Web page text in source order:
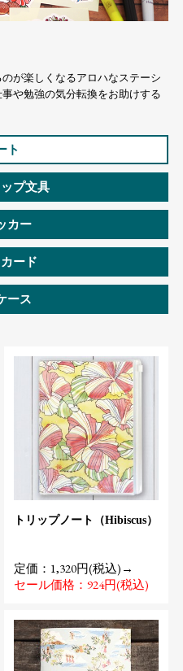
が楽しくなるアロハなステーシ
や勉強の気分転換をお助けする
ト
プ文具
カー
ード
ース
トリップノート（Hibiscus）
定価：1,320円(税込)→
セール価格：924円(税込)